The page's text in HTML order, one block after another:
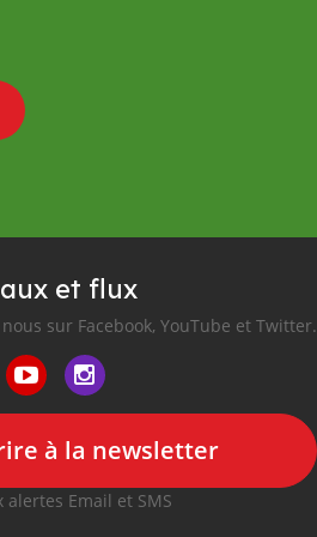
et flux
sur Facebook, YouTube et Twitter.
à la newsletter
alertes Email et SMS